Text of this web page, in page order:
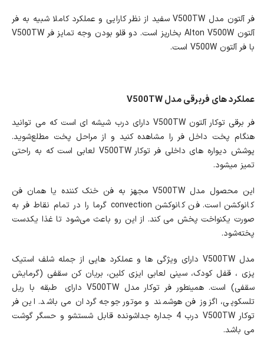
فر آلتون مدل V500TW سفید از نظر کارایی و عملکرد کاملا شبیه به فر
آلتون Alton V500W بخارپز است. دو قلو بودن وجه تمایز فر V500TW
با فر آلتون V500W است.
عملکرد های فربرقی مدل V500TW
فر برقی توکار آلتون V500TW دارای درب شیشه ای است که می توانید
هنگام پخت داخل فر را مشاهده کنید و از مراحل پخت مطلع‌شوید.
پوشش دیواره های داخلی فر توکار V500TW لعابی است که به راحتی
تمیز می‎شود.
این محصول مدل V500TW مجهز به فن خنک کننده یا همان فن
کانوکشن است. فن کانوکشن convection گرما را در تمام نقاط فر به
صورت یکنواخت پخش می کند. از این رو باعث می‌شود تا غذا یکدست
پخته‌شود.
مدل V500TW دارای ویژگی ها و عملکرد هایی از جمله شلف استیک
پزی ، قفل کودک، سینی لعابی ایزی کلین، بریان کن سقفی (گرمایش
سقفی) است. همینطور فر توکار مدل V500TW دارای طبقه با ریل
تلسکوپی، اگزوز فن هوشمند و موتور جوجه گردان می باشد. این فر
توکار V500TW درب 4 جداره جداشونده قابل شستشو و حسگر گوشت
می باشد.